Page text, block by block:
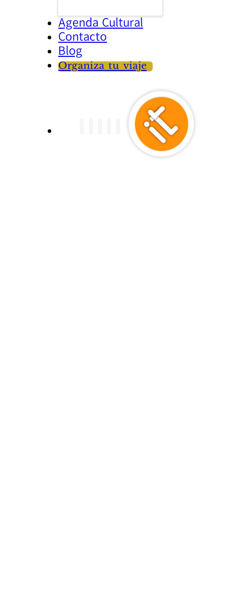
Agenda Cultural
Contacto
Blog
Organiza tu viaje